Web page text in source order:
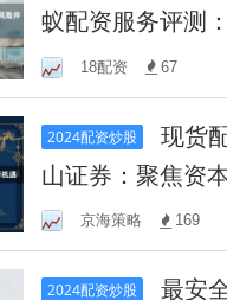
蚁配资服务评测
险并存，投资者
18配资 67
2024配资炒股
现货配资平台 中
山证券：聚焦资
遇
京海策略 169
2024配资炒股
最安全的杠杆炒